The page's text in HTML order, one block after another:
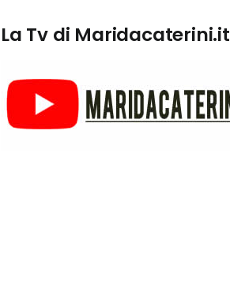
La Tv di Maridacaterini.it